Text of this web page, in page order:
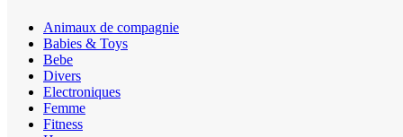
Animaux de compagnie
Babies & Toys
Bebe
Divers
Electroniques
Femme
Fitness